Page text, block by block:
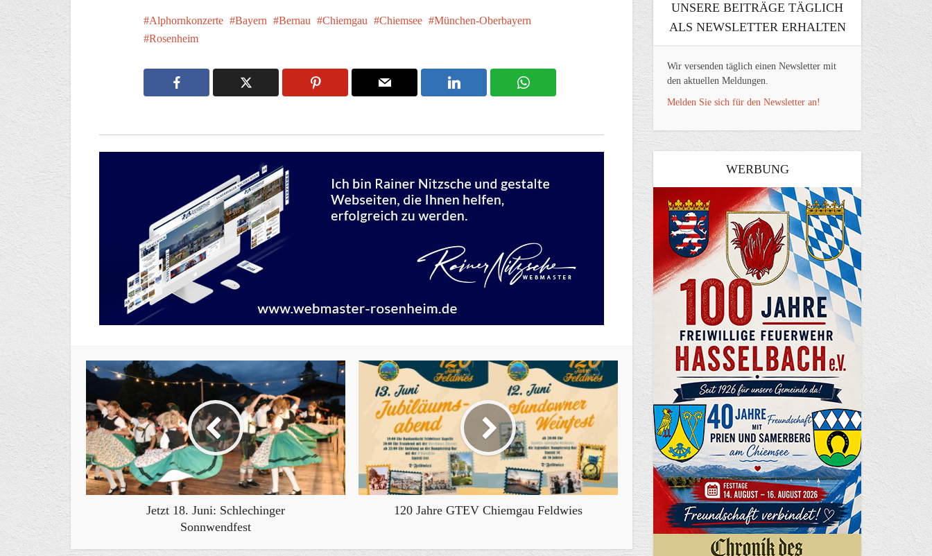
Alphornkonzerte Bayern Bernau Chiemgau Chiemsee
München-Oberbayern
Rosenheim
Jetzt 18. Juni: Schlechinger
Sonnwendfest
120 Jahre GTEV Chiemgau Feldwies
UNSERE BEITRÄGE TÄGLICH
ALS NEWSLETTER ERHALTEN
Wir versenden täglich einen Newsletter mit
den aktuellen Meldungen.
Melden Sie sich für den Newsletter an!
WERBUNG